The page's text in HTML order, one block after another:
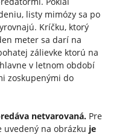
listy mimózy sa po
Kríčku, ktorý
meter sa darí na
zálievke ktorú na
v letnom období
zoskupenými do
netvarovaná.Pre
uvedený na obrázku je